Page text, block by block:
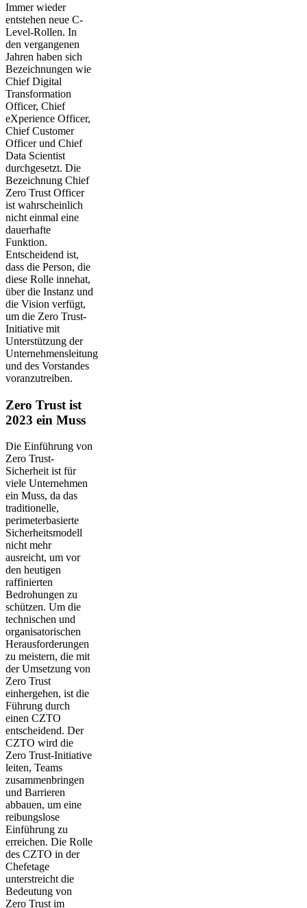
Immer wieder
entstehen neue C-
Level-Rollen. In
den vergangenen
Jahren haben sich
Bezeichnungen wie
Chief Digital
Transformation
Officer, Chief
eXperience Officer,
Chief Customer
Officer und Chief
Data Scientist
durchgesetzt. Die
Bezeichnung Chief
Zero Trust Officer
ist wahrscheinlich
nicht einmal eine
dauerhafte
Funktion.
Entscheidend ist,
dass die Person, die
diese Rolle innehat,
über die Instanz und
die Vision verfügt,
um die Zero Trust-
Initiative mit
Unterstützung der
Unternehmensleitung
und des Vorstandes
voranzutreiben.
Zero Trust ist
2023 ein Muss
Die Einführung von
Zero Trust-
Sicherheit ist für
viele Unternehmen
ein Muss, da das
traditionelle,
perimeterbasierte
Sicherheitsmodell
nicht mehr
ausreicht, um vor
den heutigen
raffinierten
Bedrohungen zu
schützen. Um die
technischen und
organisatorischen
Herausforderungen
zu meistern, die mit
der Umsetzung von
Zero Trust
einhergehen, ist die
Führung durch
einen CZTO
entscheidend. Der
CZTO wird die
Zero Trust-Initiative
leiten, Teams
zusammenbringen
und Barrieren
abbauen, um eine
reibungslose
Einführung zu
erreichen. Die Rolle
des CZTO in der
Chefetage
unterstreicht die
Bedeutung von
Zero Trust im